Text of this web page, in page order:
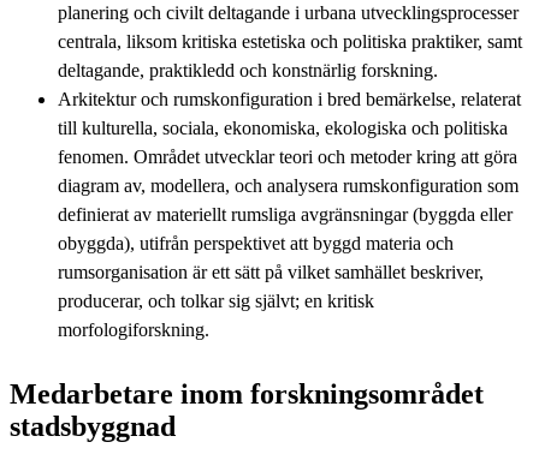
planering och civilt deltagande i urbana utvecklingsprocesser
centrala, liksom kritiska estetiska och politiska praktiker, samt
deltagande, praktikledd och konstnärlig forskning.
Arkitektur och rumskonfiguration i bred bemärkelse, relaterat
till kulturella, sociala, ekonomiska, ekologiska och politiska
fenomen. Området utvecklar teori och metoder kring att göra
diagram av, modellera, och analysera rumskonfiguration som
definierat av materiellt rumsliga avgränsningar (byggda eller
obyggda), utifrån perspektivet att byggd materia och
rumsorganisation är ett sätt på vilket samhället beskriver,
producerar, och tolkar sig självt; en kritisk
morfologiforskning.
Medarbetare inom forskningsområdet
stadsbyggnad